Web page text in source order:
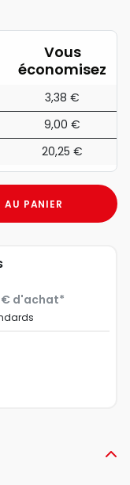
Vous
économisez
3,38 €
9,00 €
20,25 €
AU PANIER
d'achat*